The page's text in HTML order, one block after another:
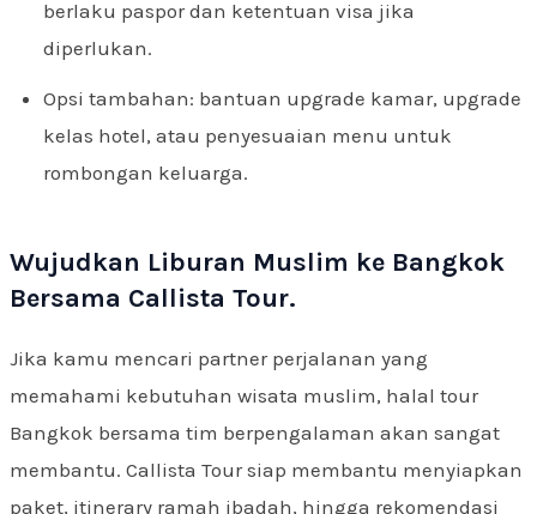
berlaku paspor dan ketentuan visa jika
diperlukan.
Opsi tambahan: bantuan upgrade kamar, upgrade
kelas hotel, atau penyesuaian menu untuk
rombongan keluarga.
Wujudkan Liburan Muslim ke Bangkok
Bersama Callista Tour.
Jika kamu mencari partner perjalanan yang
memahami kebutuhan wisata muslim, halal tour
Bangkok bersama tim berpengalaman akan sangat
membantu. Callista Tour siap membantu menyiapkan
paket, itinerary ramah ibadah, hingga rekomendasi